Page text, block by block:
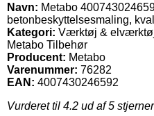
Navn: Metabo
betonbeskyttelsesmaling,
Kategori: Værktøj &
Metabo Tilbehør
Producent: Metabo
Varenummer: 76282
EAN: 4007430246592
Vurderet til 4.2 ud af 5